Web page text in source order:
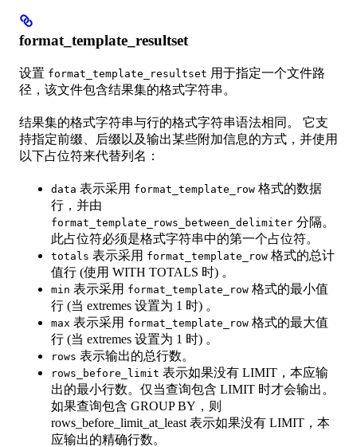
format_template_resultset
设置 format_template_resultset 用于指定一个文件路
径，该文件包含结果集的格式字符串。
结果集的格式字符串与行的格式字符串语法相同。 它支
持指定前缀、后缀以及输出某些附加信息的方式，并使用
以下占位符来代替列名：
data 表示采用 format_template_row 格式的数据
行，并由
format_template_rows_between_delimiter 分隔。
此占位符必须是格式字符串中的第一个占位符。
totals 表示采用 format_template_row 格式的总计
值行 (使用 WITH TOTALS 时) 。
min 表示采用 format_template_row 格式的最小值
行 (当 extremes 设置为 1 时) 。
max 表示采用 format_template_row 格式的最大值
行 (当 extremes 设置为 1 时) 。
rows 表示输出的总行数。
rows_before_limit 表示如果没有 LIMIT，本应输
出的最小行数。仅当查询包含 LIMIT 时才会输出。
如果查询包含 GROUP BY，则
rows_before_limit_at_least 表示如果没有 LIMIT，本
应输出的精确行数。